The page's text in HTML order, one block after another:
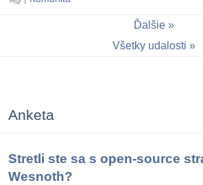
Ďalšie
Všetky udalosti
Anketa
Stretli ste sa s open-source
Wesnoth?